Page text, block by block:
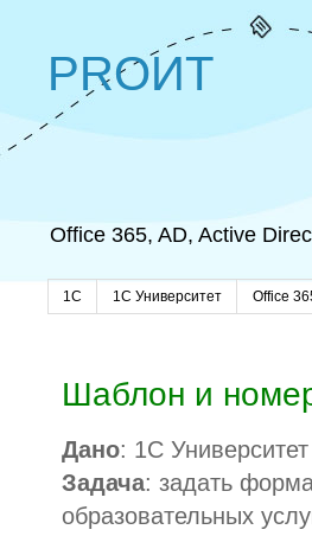
PROИТ
Office 365, AD, Active
1C 1С Университет Office
Шаблон и
Дано: 1С
Задача: задать
образовательных